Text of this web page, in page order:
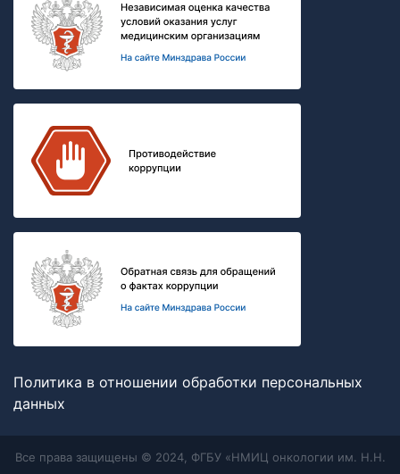
Политика в отношении обработки персональных
данных
Все права защищены © 2024, ФГБУ «НМИЦ онкологии им. Н.Н.